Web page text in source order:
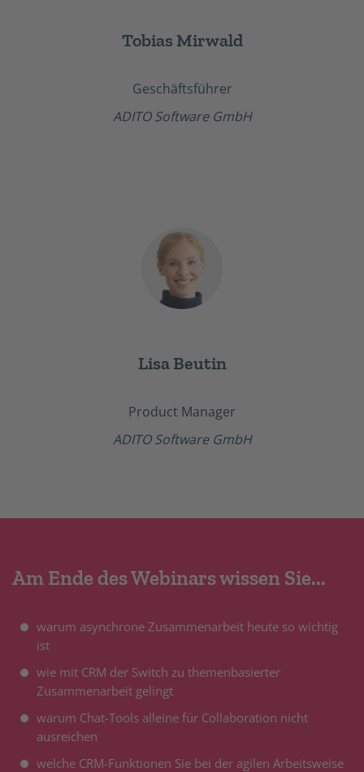
Tobias Mirwald
Geschäftsführer
ADITO Software GmbH
Lisa Beutin
Product Manager
ADITO Software GmbH
Am Ende des Webinars wissen Sie...
warum asynchrone Zusammenarbeit heute so wichtig
ist
wie mit CRM der Switch zu themenbasierter
Zusammenarbeit gelingt
warum Chat-Tools alleine für Collaboration nicht
ausreichen
welche CRM-Funktionen Sie bei der agilen Arbeitsweise